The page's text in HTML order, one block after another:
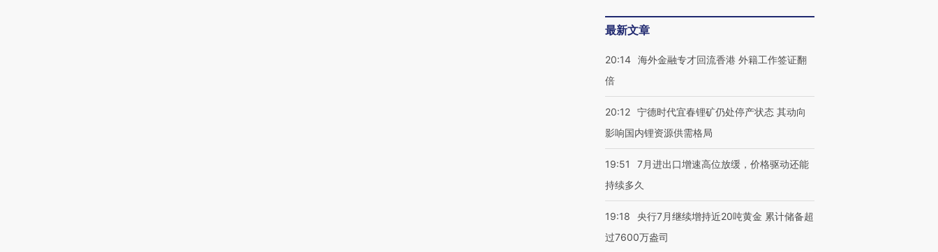
最新文章
20:14 海外金融专才回流香港 外籍工作签证翻
倍
20:12 宁德时代宜春锂矿仍处停产状态 其动向
影响国内锂资源供需格局
19:51
7月进出口增速高位放缓，价格驱动还能
持续多久
19:18
央行7月继续增持近20吨黄金 累计储备超
过7600万盎司